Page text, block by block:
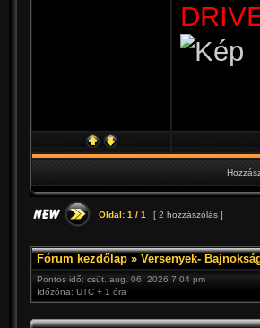
Oldal: 1 / 1 [ 2 hozzászólás ]
Fórum kezdőlap » Versenyek-
Pontos idő: csüt. aug. 06, 2026 7:04 pm
Időzóna: UTC + 1 óra